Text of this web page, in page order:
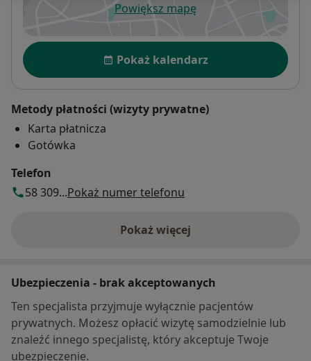
- Techniki Osteopatyczne ( Jory Pauwels D. O, Tim
Daelemans D. O, Jean- Michel Lamy D. O)
- Radiologia ( Tim Daelemans D. O)
- Biomechanika ( Bob Hannes D. O)
- Diagnostyka różnicowa ( Kevin Boddaert D. O)
- Semiologia ( Kevin Boddaert D. O)
- Neurologia Praktyczna ( Michel Leduc D. O)
- Fizjologia ( Michel Leduc D. O)
- Techniki Visceralne (Wim Denolf D. O, Pascal De Dene
D. O)
Bogusław Mazur D. O)
- Techniki tkanek miękkich dr. Jarosław Ciechomski D. O
Tittinger
- Kaltenborn
- Taping
Powiększ mapęotwiera się w nowej karcie
Dostępność
Pokaż kalendarz
Metody płatności (wizyty prywatne)
Karta płatnicza
Gotówka
Telefon
58 309...Pokaż numer telefonu
Pokaż więcej
o adresie
Ubezpieczenia - brak akceptowanych
Ten specjalista przyjmuje wyłącznie pacjentów
prywatnych. Możesz opłacić wizytę samodzielnie lub
znaleźć innego specjalistę, który akceptuje Twoje
ubezpieczenie.